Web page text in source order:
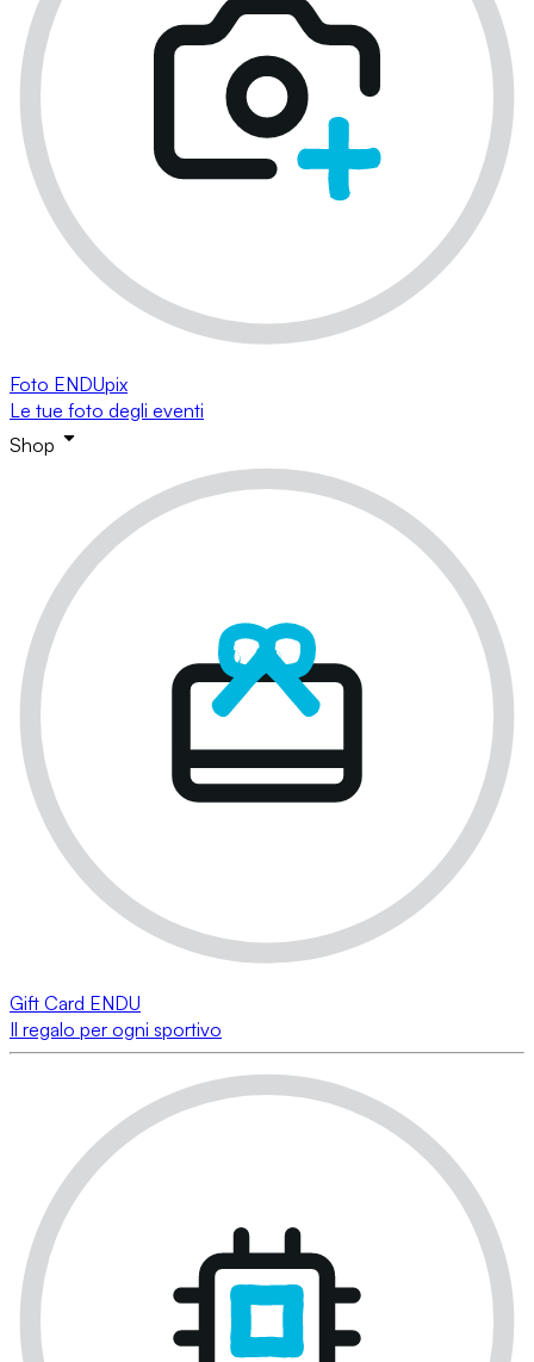
Foto ENDUpix
Le tue foto degli eventi
Shop
Gift Card ENDU
Il regalo per ogni sportivo